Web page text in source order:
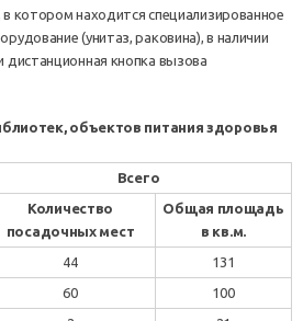
котором находится специализированное
(унитаз, раковина), в наличии
дистанционная кнопка вызова
объектов питания здоровья
Всего
Количество
посадочных мест
Общая площадь
в кв.м.
44
131
60
100